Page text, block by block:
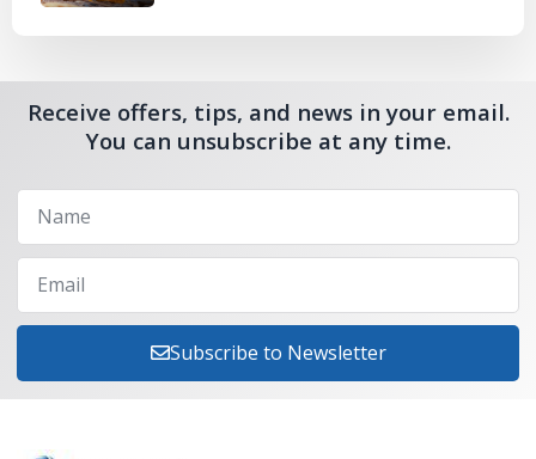
Receive offers, tips, and news in your email.
You can unsubscribe at any time.
Subscribe to Newsletter